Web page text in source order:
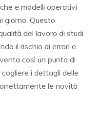
e modelli operativi
giorno. Questo
del lavoro di studi
il rischio di errori e
così un punto di
i dettagli delle
le novità